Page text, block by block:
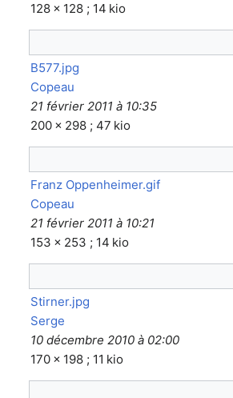
128 × 128 ; 14 kio
B577.jpg
Copeau
21 février 2011 à 10:35
200 × 298 ; 47 kio
Franz Oppenheimer.gif
Copeau
21 février 2011 à 10:21
153 × 253 ; 14 kio
Stirner.jpg
Serge
10 décembre 2010 à 02:00
170 × 198 ; 11 kio